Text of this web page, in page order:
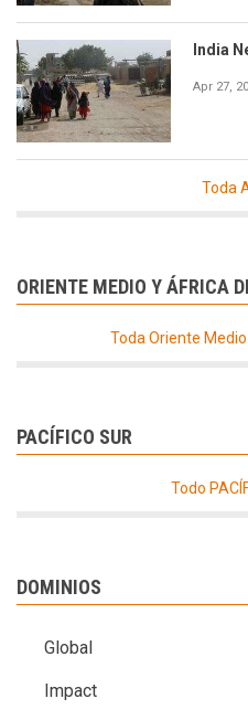
India
Apr 27,
Toda
ORIENTE MEDIO Y ÁFRICA
Toda Oriente
PACÍFICO SUR
Todo
DOMINIOS
Global
Impact